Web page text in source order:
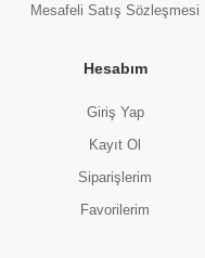
Mesafeli Satış Sözleşmesi
Hesabım
Giriş Yap
Kayıt Ol
Siparişlerim
Favorilerim